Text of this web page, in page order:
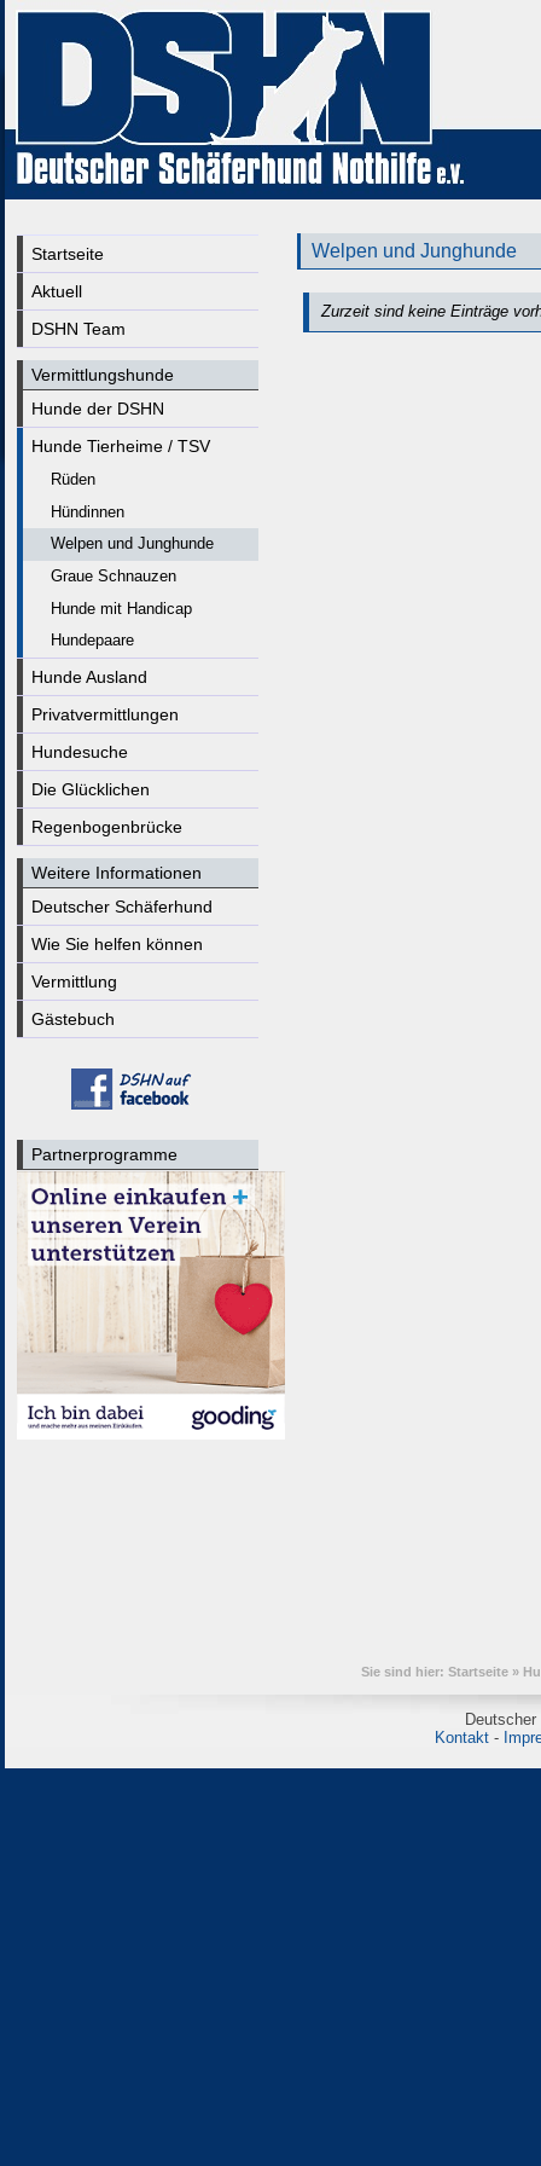
Startseite
Aktuell
DSHN Team
Vermittlungshunde
Hunde der DSHN
Hunde Tierheime / TSV
Rüden
Hündinnen
Welpen und Junghunde
Graue Schnauzen
Hunde mit Handicap
Hundepaare
Hunde Ausland
Privatvermittlungen
Hundesuche
Die Glücklichen
Regenbogenbrücke
Weitere Informationen
Deutscher Schäferhund
Wie Sie helfen können
Vermittlung
Gästebuch
Partnerprogramme
Welpen und Junghunde
Zurzeit sind keine Einträge
Sie sind hier: Startseite»
Kontakt -